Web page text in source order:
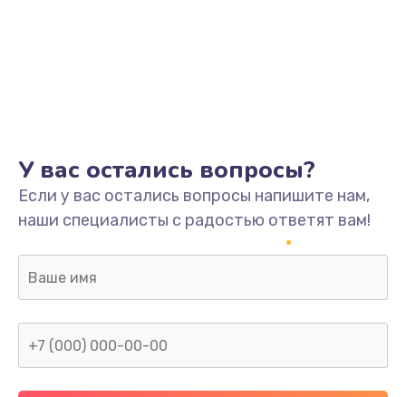
У вас остались вопросы?
Если у вас остались вопросы напишите нам,
наши специалисты с радостью ответят вам!